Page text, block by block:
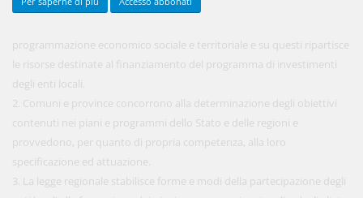
programmazione economico sociale e territoriale e su questi ripartisce
le risorse destinate al finanziamento del programma di investimenti
degli enti locali.
2. Comuni e province concorrono alla determinazione degli obiettivi
contenuti nei piani e programmi dello Stato e delle regioni e
provvedono, per quanto di propria competenza, alla loro
specificazione ed attuazione.
3. La legge regionale stabilisce forme e modi della partecipazione degli